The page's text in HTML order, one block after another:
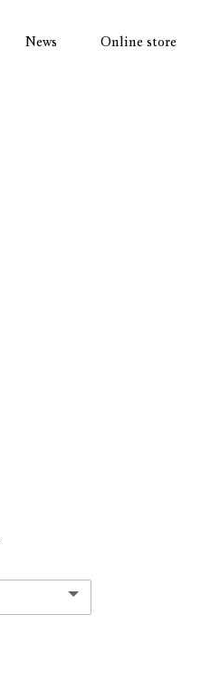
News Online store